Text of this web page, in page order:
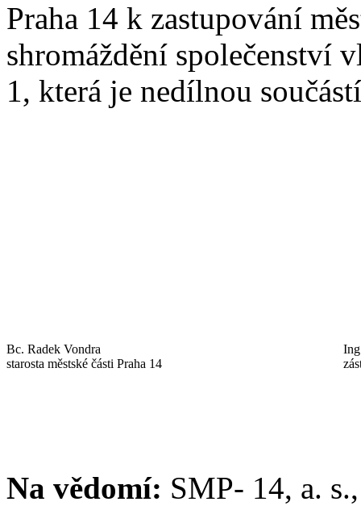
Praha 14 k zastupování
shromáždění společenství
1, která je nedílnou
Bc. Radek Vondra
starosta městské části Praha 14
Na vědomí: SMP- 14, a.